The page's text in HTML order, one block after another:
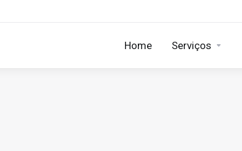
Home Serviços